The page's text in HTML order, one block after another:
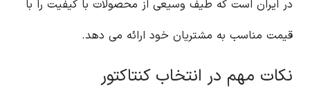
در ایران است که طیف وسیعی از محصولات با کیفیت را با
قیمت مناسب به مشتریان خود ارائه می دهد.
نکات مهم در انتخاب کنتاکتور